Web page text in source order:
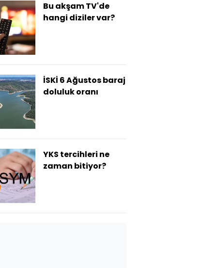
Bu akşam TV'de
hangi diziler var?
İSKİ 6 Ağustos baraj
doluluk oranı
YKS tercihleri ne
zaman bitiyor?